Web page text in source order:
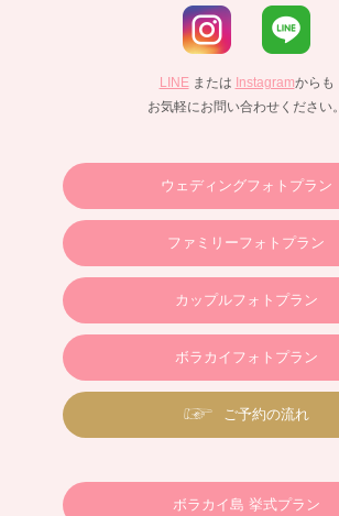
LINEまたは Instagramからも
お気軽にお問い合わせください。
ウェディングフォトプラン
ファミリーフォトプラン
カップルフォトプラン
ボラカイフォトプラン
ご予約の流れ
ボラカイ島 挙式プラン